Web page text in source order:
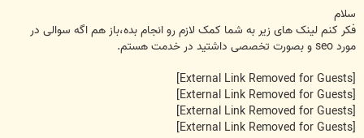
ت
سلام
فکر کنم لینک های زیر به شما کمک لازم رو انجام بده،باز هم اگه سوالی در
مورد seo و بصورت تخصصی داشتید در خدمت هستم.
[External Link Removed for Guests]
[External Link Removed for Guests]
[External Link Removed for Guests]
[External Link Removed for Guests]